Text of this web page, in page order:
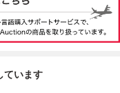
ています